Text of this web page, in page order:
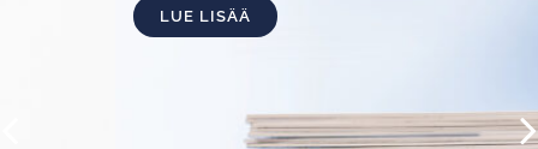
LUE LISÄÄ